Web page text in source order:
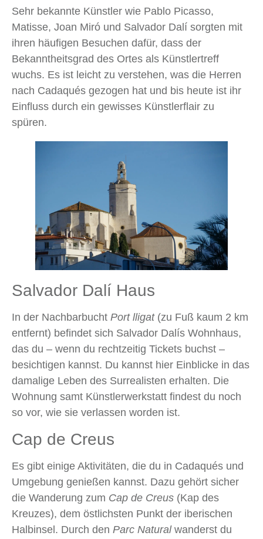
Sehr bekannte Künstler wie Pablo Picasso,
Matisse, Joan Miró und Salvador Dalí sorgten mit
ihren häufigen Besuchen dafür, dass der
Bekanntheitsgrad des Ortes als Künstlertreff
wuchs. Es ist leicht zu verstehen, was die Herren
nach Cadaqués gezogen hat und bis heute ist ihr
Einfluss durch ein gewisses Künstlerflair zu
spüren.
Salvador Dalí Haus
In der Nachbarbucht Port lligat(zu Fuß kaum 2 km
entfernt) befindet sich Salvador Dalís Wohnhaus,
das du – wenn du rechtzeitig Tickets buchst –
besichtigen kannst. Du kannst hier Einblicke in das
damalige Leben des Surrealisten erhalten. Die
Wohnung samt Künstlerwerkstatt findest du noch
so vor, wie sie verlassen worden ist.
Cap de Creus
Es gibt einige Aktivitäten, die du in Cadaqués und
Umgebung genießen kannst. Dazu gehört sicher
die Wanderung zum Cap de Creus (Kap des
Kreuzes), dem östlichsten Punkt der iberischen
Halbinsel. Durch den Parc Naturalwanderst du